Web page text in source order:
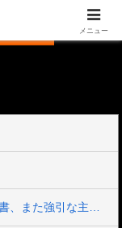
メニュー